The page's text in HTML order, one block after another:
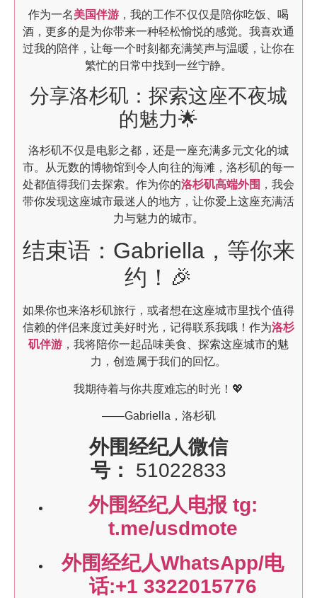
作为一名美国伴游 ，我的工作不仅仅是陪你吃饭、喝
酒，更多的是为你带来一种轻松愉悦的感觉。我喜欢通
过我的陪伴，让每一个时刻都充满笑声与温暖，让你在
繁忙的日常中找到一丝宁静。
分享洛杉矶：探索这座不夜城
的魅力🌟
洛杉矶不仅是电影之都，还是一座充满多元文化的城
市。从无数的博物馆到令人向往的海滩，洛杉矶的每一
处都值得我们去探索。作为你的洛杉矶高端外围 ，我会
带你发现这座城市最迷人的地方，让你爱上这座充满活
力与魅力的城市。
结束语：Gabriella，等你来
约！🎉
如果你也来洛杉矶旅行，或者想在这座城市里找个值得
信赖的伴侣来度过美好时光，记得联系我哦！作为洛杉
矶伴游 ，我将陪你一起品味美食、探索这座城市的魅
力，创造属于我们的回忆。
我期待着与你共度难忘的时光！💖
——Gabriella，洛杉矶
外围经纪人微信
号：
51022833
外围经纪人电报 tg:
t.me/usdmote
外围经纪人WhatsApp/电
话:+1 3322015776